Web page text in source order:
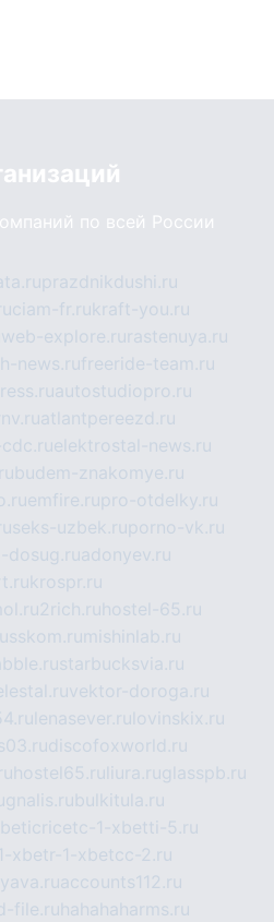
по всей России
prazdnikdushi.ru
ciam-fr.rukraft-you.ru
web-explore.ru rastenuya.ru
news.rufreeride-team.ru
autostudiopro.ru
atlantpereezd.ru
elektrostal-news.ru
budem-znakomye.ru
emfire.rupro-otdelky.ru
seks-uzbek.ruporno-vk.ru
dosug.ruadonyev.ru
krospr.ru
2rich.ru hostel-65.ru
mishinlab.ru
starbucksvia.ru
vektor-doroga.ru
lenasever.ru lovinskix.ru
discofoxworld.ru
hostel65.ru liura.ruglasspb.ru
gnalis.rubulkitula.ru
1-xbetti-5.ru
xbetr-1-xbetcc-2.ru
accounts112.ru
file.ru hahahaharms.ru